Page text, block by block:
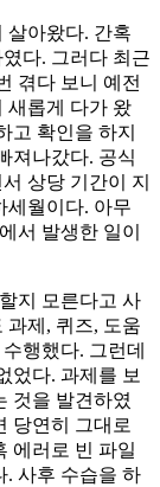
살아왔다. 간혹
다. 그러다 최근
겪다 보니 예전
새롭게 다가 왔
고 확인을 하지
져나갔다. 공식
상당 기간이 지
세월이다. 아무
서 발생한 일이
지 모른다고 사
과제, 퀴즈, 도움
행했다. 그런데
었다. 과제를 보
것을 발견하였
당연히 그대로
에러로 빈 파일
. 사후 수습을 하